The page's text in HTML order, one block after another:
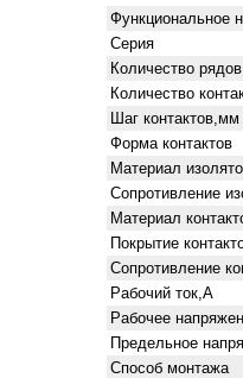
Функциональное
Серия
Количество рядов
Количество
Шаг контактов,мм
Форма контактов
Материал
Сопротивление
Материал
Покрытие
Сопротивление
Рабочий ток,А
Рабочее
Предельное
Способ монтажа